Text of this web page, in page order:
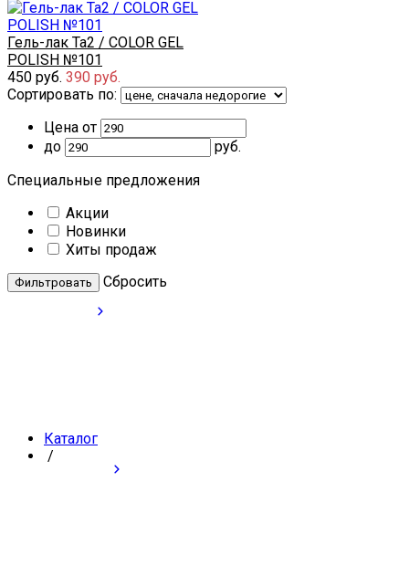
Гель-лак Ta2 / COLOR GEL
POLISH №101
450 руб. 390 руб.
Сортировать по:
Цена от
до
руб.
Специальные предложения
Акции
Новинки
Хиты продаж
Cбросить
Каталог
/